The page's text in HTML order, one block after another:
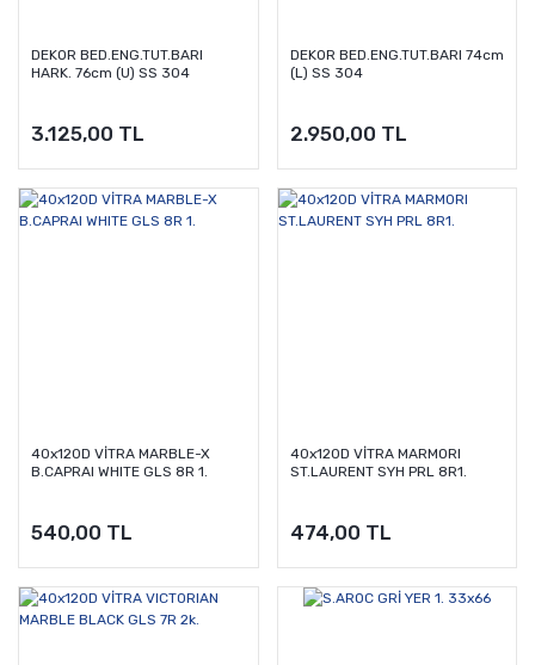
DEKOR BED.ENG.TUT.BARI
HARK. 76cm (U) SS 304
3.125,00 TL
DEKOR BED.ENG.TUT.BARI 74cm
(L) SS 304
2.950,00 TL
40x120D VİTRA MARBLE-X
B.CAPRAI WHITE GLS 8R 1.
540,00 TL
40x120D VİTRA MARMORI
ST.LAURENT SYH PRL 8R1.
474,00 TL